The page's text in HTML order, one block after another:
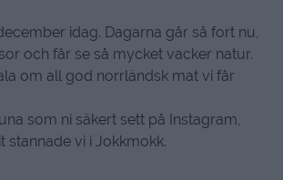
idag. Dagarna går så fort nu,
och får se så mycket vacker natur.
om all god norrländsk mat vi får
som ni säkert sett på Instagram,
stannade vi i Jokkmokk.